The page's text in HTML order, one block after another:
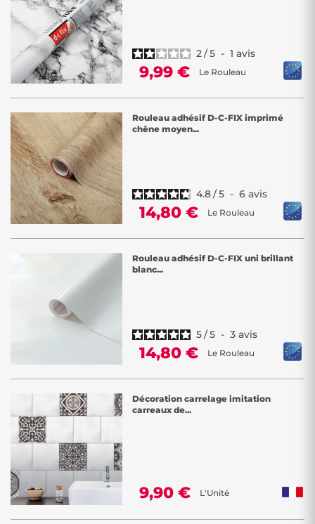
2/5 - 1 avis
9,99 € Le Rouleau
Rouleau adhésif D-C-FIX imprimé
chêne moyen...
4.8/5 - 6 avis
14,80 € Le Rouleau
Rouleau adhésif D-C-FIX uni brillant
blanc...
5/5 - 3 avis
14,80 € Le Rouleau
Décoration carrelage imitation
carreaux de...
9,90 € L'Unité